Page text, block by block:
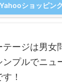
Yahooショッピン
ージは男女
プルでニュ
！